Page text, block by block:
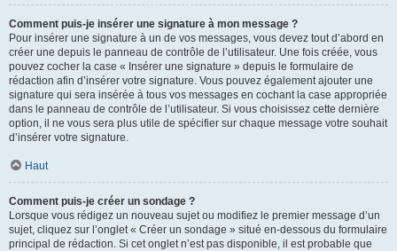
Comment puis-je insérer une signature à mon message ?
Pour insérer une signature à un de vos messages, vous devez tout d’abord en
créer une depuis le panneau de contrôle de l’utilisateur. Une fois créée, vous
pouvez cocher la case « Insérer une signature » depuis le formulaire de
rédaction afin d’insérer votre signature. Vous pouvez également ajouter une
signature qui sera insérée à tous vos messages en cochant la case appropriée
dans le panneau de contrôle de l’utilisateur. Si vous choisissez cette dernière
option, il ne vous sera plus utile de spécifier sur chaque message votre souhait
d’insérer votre signature.
Haut
Comment puis-je créer un sondage ?
Lorsque vous rédigez un nouveau sujet ou modifiez le premier message d’un
sujet, cliquez sur l’onglet « Créer un sondage » situé en-dessous du formulaire
principal de rédaction. Si cet onglet n’est pas disponible, il est probable que